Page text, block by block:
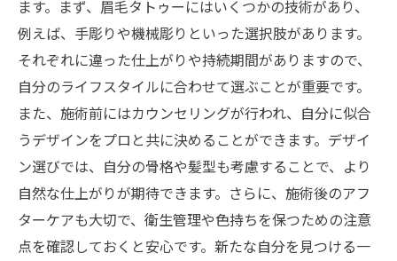
ます。まず、眉毛タトゥーにはいくつかの技術があり、
例えば、手彫りや機械彫りといった選択肢があります。
それぞれに違った仕上がりや持続期間がありますので、
自分のライフスタイルに合わせて選ぶことが重要です。
また、施術前にはカウンセリングが行われ、自分に似合
うデザインをプロと共に決めることができます。デザイ
ン選びでは、自分の骨格や髪型も考慮することで、より
自然な仕上がりが期待できます。さらに、施術後のアフ
ターケアも大切で、衛生管理や色持ちを保つための注意
点を確認しておくと安心です。新たな自分を見つける一